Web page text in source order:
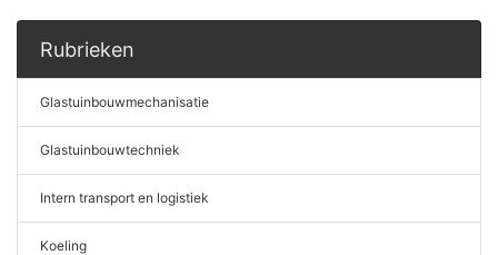
Rubrieken
Glastuinbouwmechanisatie
Glastuinbouwtechniek
Intern transport en logistiek
Koeling